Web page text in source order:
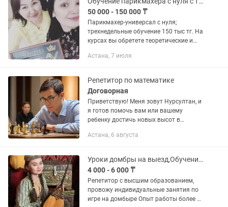
50 000 - 150 000 ₸
Парикмахер-универсал с нуля;
трехнедельные обучение 150 тыс тг. На
курсах вы обретете теоретические и
стрижка, детская стрижка, женская
Астана, 7 июля
Репетитор по математике
Договорная
Приветствую! Меня зовут Нурсултан, и
я готов помочь вам или вашему
ребенку достичь новых высот в
136/140 (Математика 49/50,
Астана, 6 августа
Уроки домбры на выезд,Обучение на Домбыре,Домбыра үйрену
4 000 - 6 000 ₸
Репетитор с высшим образованием,
провожу индивидуальные занятия по
игре на домбыре Опыт работы более 7-